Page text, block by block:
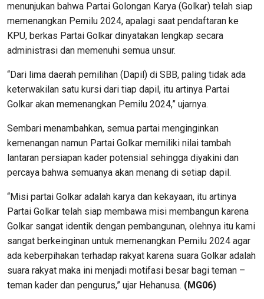
menunjukan bahwa Partai Golongan Karya (Golkar) telah siap
memenangkan Pemilu 2024, apalagi saat pendaftaran ke
KPU, berkas Partai Golkar dinyatakan lengkap secara
administrasi dan memenuhi semua unsur.
“Dari lima daerah pemilihan (Dapil) di SBB, paling tidak ada
keterwakilan satu kursi dari tiap dapil, itu artinya Partai
Golkar akan memenangkan Pemilu 2024,” ujarnya.
Sembari menambahkan, semua partai menginginkan
kemenangan namun Partai Golkar memiliki nilai tambah
lantaran persiapan kader potensial sehingga diyakini dan
percaya bahwa semuanya akan menang di setiap dapil.
“Misi partai Golkar adalah karya dan kekayaan, itu artinya
Partai Golkar telah siap membawa misi membangun karena
Golkar sangat identik dengan pembangunan, olehnya itu kami
sangat berkeinginan untuk memenangkan Pemilu 2024 agar
ada keberpihakan terhadap rakyat karena suara Golkar adalah
suara rakyat maka ini menjadi motifasi besar bagi teman –
teman kader dan pengurus,” ujar Hehanusa. (MG06)